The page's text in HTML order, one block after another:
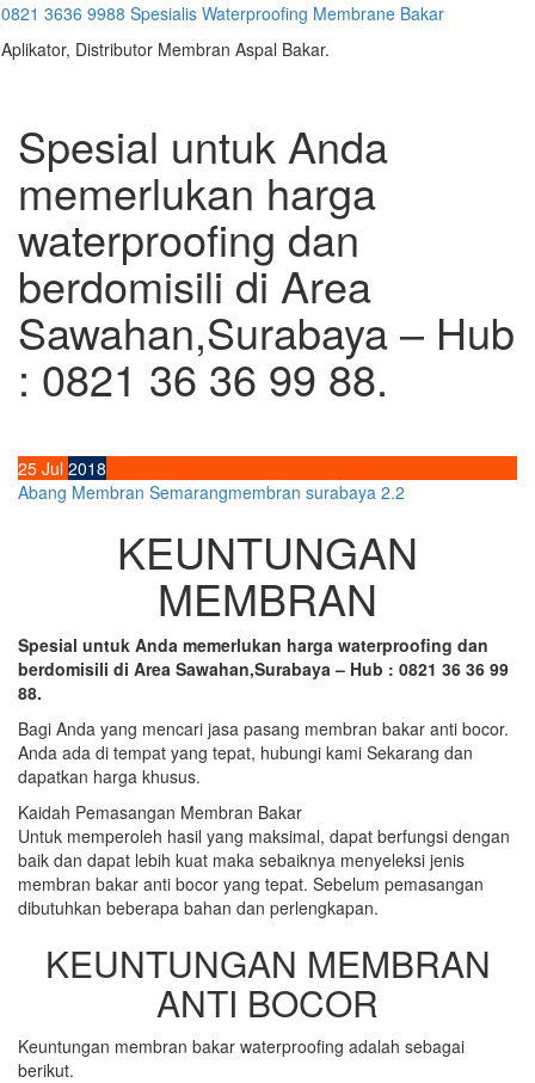
Skip
content
0821 3636 9988 Spesialis Waterproofing Membrane Bakar
Aplikator, Distributor Membran Aspal Bakar.
Spesial untuk Anda
memerlukan harga
waterproofing dan
berdomisili di Area
Sawahan,Surabaya – Hub
: 0821 36 36 99 88.
25 Jul 2018
Abang Membran Semarangmembran surabaya 2.2
KEUNTUNGAN
MEMBRAN
Spesial untuk Anda memerlukan harga waterproofing dan
berdomisili di Area Sawahan,Surabaya – Hub : 0821 36 36 99
88.
Bagi Anda yang mencari jasa pasang membran bakar anti bocor.
Anda ada di tempat yang tepat, hubungi kami Sekarang dan
dapatkan harga khusus.
Kaidah Pemasangan Membran Bakar
Untuk memperoleh hasil yang maksimal, dapat berfungsi dengan
baik dan dapat lebih kuat maka sebaiknya menyeleksi jenis
membran bakar anti bocor yang tepat. Sebelum pemasangan
dibutuhkan beberapa bahan dan perlengkapan.
KEUNTUNGAN MEMBRAN
ANTI BOCOR
Keuntungan membran bakar waterproofing adalah sebagai
berikut.